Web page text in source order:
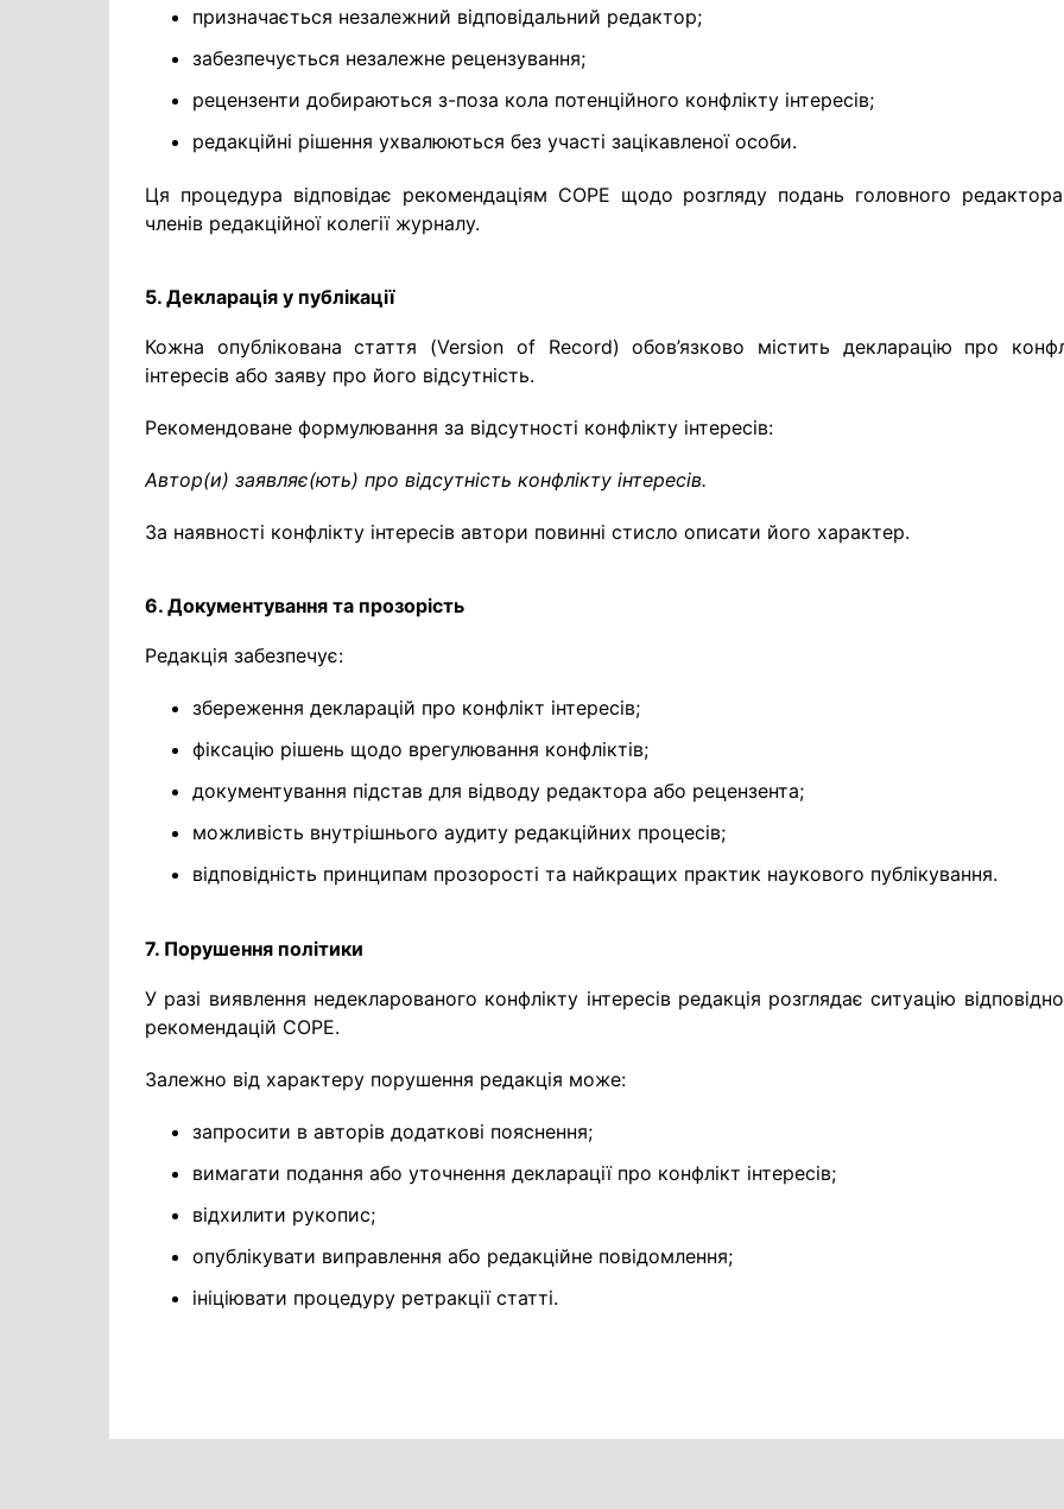
призначається незалежний відповідальний редактор;
забезпечується незалежне рецензування;
рецензенти добираються з-поза кола потенційного конфлікту інтересів;
редакційні рішення ухвалюються без участі зацікавленої особи.
Ця процедура відповідає рекомендаціям COPE щодо розгляду подань головного
членів редакційної колегії журналу.
5. Декларація у публікації
Кожна опублікована стаття (Version of Record) обов’язково містить декларацію про
інтересів або заяву про його відсутність.
Рекомендоване формулювання за відсутності конфлікту інтересів:
Автор(и) заявляє(ють) про відсутність конфлікту інтересів.
За наявності конфлікту інтересів автори повинні стисло описати його характер.
6. Документування та прозорість
Редакція забезпечує:
збереження декларацій про конфлікт інтересів;
фіксацію рішень щодо врегулювання конфліктів;
документування підстав для відводу редактора або рецензента;
можливість внутрішнього аудиту редакційних процесів;
відповідність принципам прозорості та найкращих практик наукового публікування.
7. Порушення політики
У разі виявлення недекларованого конфлікту інтересів редакція розглядає ситуацію
рекомендацій COPE.
Залежно від характеру порушення редакція може:
запросити в авторів додаткові пояснення;
вимагати подання або уточнення декларації про конфлікт інтересів;
відхилити рукопис;
опублікувати виправлення або редакційне повідомлення;
ініціювати процедуру ретракції статті.